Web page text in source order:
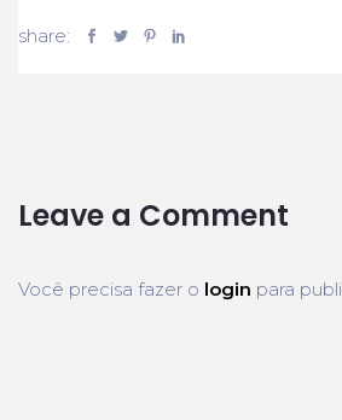
share:
Leave a Comment
Você precisa fazer o login para